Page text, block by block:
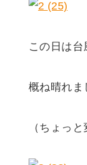
この日は台
概ね晴れま
（ちょっ